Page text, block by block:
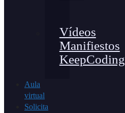
Vídeos
Manifiestos
KeepCoding
Aula
virtual
Solicita